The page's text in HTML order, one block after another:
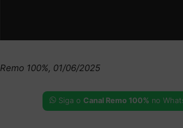
Remo 100%, 01/06/2025
Siga o Canal Remo 100% no